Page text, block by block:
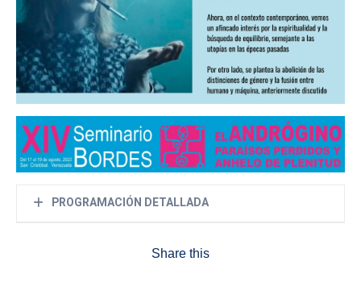
PROGRAMACIÓN DETALLADA
Jueves 17 de agosto
Share this